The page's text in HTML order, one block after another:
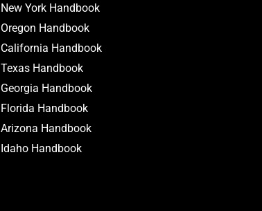
New York Handbook
Oregon Handbook
California Handbook
Texas Handbook
Georgia Handbook
Florida Handbook
Arizona Handbook
Idaho Handbook